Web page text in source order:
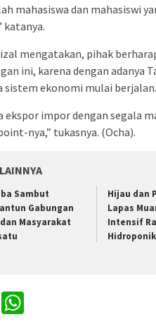
mahasiswa dan mahasiswi
katanya.
mengatakan, pihak
ini, karena dengan adanya
sistem ekonomi mulai berjalan.
ekspor impor dengan segala
nya,” tukasnya. (Ocha).
Sambut
Gabungan
Masyarakat
Hijau dan
Lapas
Intensif
Hidroponik
Twitter